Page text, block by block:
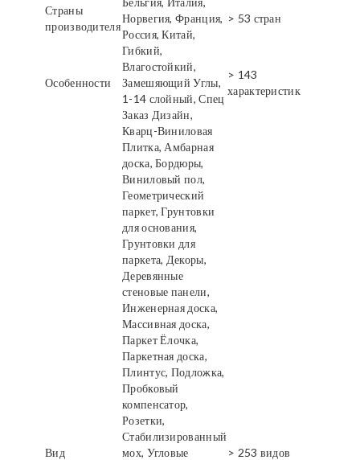
Страны
производителя
Норвегия, Франция,
Россия, Китай,
> 53 стран
Особенности
Гибкий,
Влагостойкий,
Замешяющий Углы,
1-14 слойный, Спец
Заказ Дизайн,
> 143
характеристик
Вид
Кварц-Виниловая
Плитка, Амбарная
доска, Бордюры,
Виниловый пол,
Геометрический
паркет, Грунтовки
для основания,
Грунтовки для
паркета, Декоры,
Деревянные
стеновые панели,
Инженерная доска,
Массивная доска,
Паркет Ёлочка,
Паркетная доска,
Плинтус, Подложка,
Пробковый
компенсатор,
Розетки,
Стабилизированный
мох, Угловые
> 253 видов